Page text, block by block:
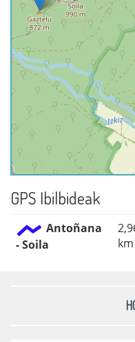
GPS Ibilbideak
Antoñana
- Soila
km